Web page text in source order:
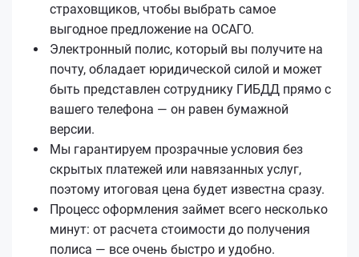
страховщиков, чтобы выбрать самое
выгодное предложение на ОСАГО.
Электронный полис, который вы получите на
почту, обладает юридической силой и может
быть представлен сотруднику ГИБДД прямо с
вашего телефона — он равен бумажной
версии.
Мы гарантируем прозрачные условия без
скрытых платежей или навязанных услуг,
поэтому итоговая цена будет известна сразу.
Процесс оформления займет всего несколько
минут: от расчета стоимости до получения
полиса — все очень быстро и удобно.